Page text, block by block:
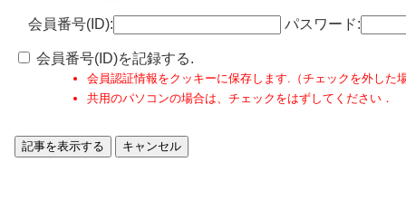
会員番号(ID): パスワード:
会員番号(ID)を記録する.
会員認証情報をクッキーに保存します.（チェックを外した
共用のパソコンの場合は、チェックをはずしてください．